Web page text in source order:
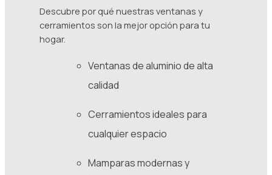
Descubre por qué nuestras ventanas y
cerramientos son la mejor opción para tu
hogar.
Ventanas de aluminio de alta
calidad
Cerramientos ideales para
cualquier espacio
Mamparas modernas y